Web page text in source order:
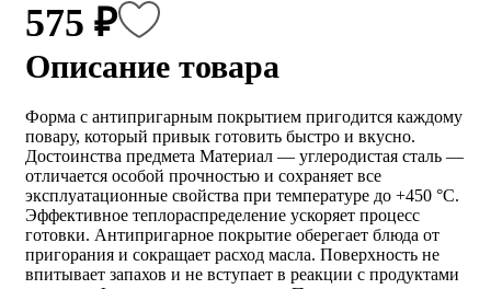
575 ₽
Описание товара
Форма с антипригарным покрытием пригодится каждому
повару, который привык готовить быстро и вкусно.
Достоинства предмета Материал — углеродистая сталь —
отличается особой прочностью и сохраняет все
эксплуатационные свойства при температуре до +450 °С.
Эффективное теплораспределение ускоряет процесс
готовки. Антипригарное покрытие оберегает блюда от
пригорания и сокращает расход масла. Поверхность не
впитывает запахов и не вступает в реакции с продуктами